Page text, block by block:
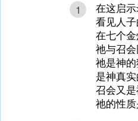
1
在这启示
看见人子
在七个金
祂与召会
祂是神的
是神真实
召会又是
祂的性质